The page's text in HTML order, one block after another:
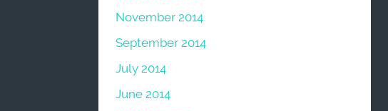
November 2014
September 2014
July 2014
June 2014